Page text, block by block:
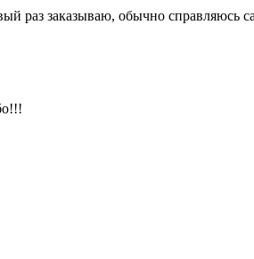
раз заказываю, обычно справляюсь